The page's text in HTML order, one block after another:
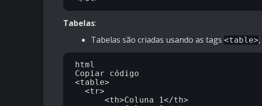
Tabelas:
Tabelas são criadas usando as tags <table>,
html
Copiar código
<table>